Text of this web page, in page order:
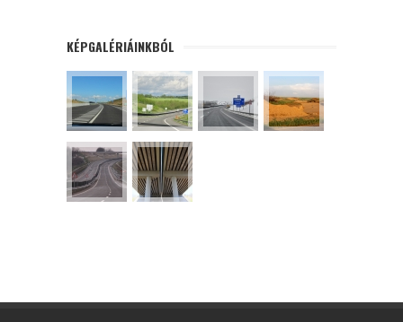
KÉPGALÉRIÁINKBÓL